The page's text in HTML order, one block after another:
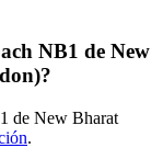
NB1 de New
de New Bharat
.